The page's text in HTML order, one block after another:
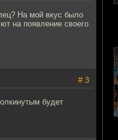
На мой вкус было
на появление своего
# 3
будет